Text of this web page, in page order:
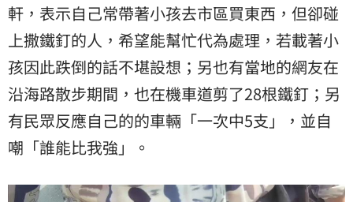
軒，表示自己常帶著小孩去市區買東西，但卻碰
上撒鐵釘的人，希望能幫忙代為處理，若載著小
孩因此跌倒的話不堪設想；另也有當地的網友在
沿海路散步期間，也在機車道剪了28根鐵釘；另
有民眾反應自己的的車輛「一次中5支」，並自
嘲「誰能比我強」。